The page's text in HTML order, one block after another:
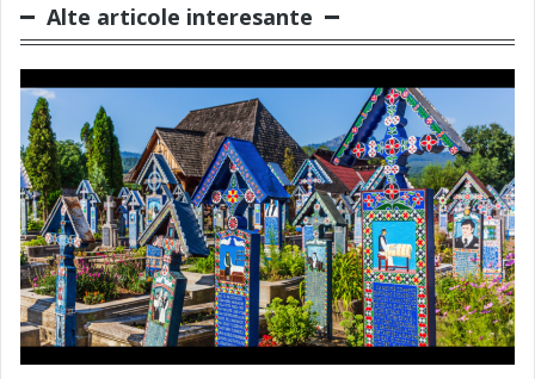
Alte articole interesante